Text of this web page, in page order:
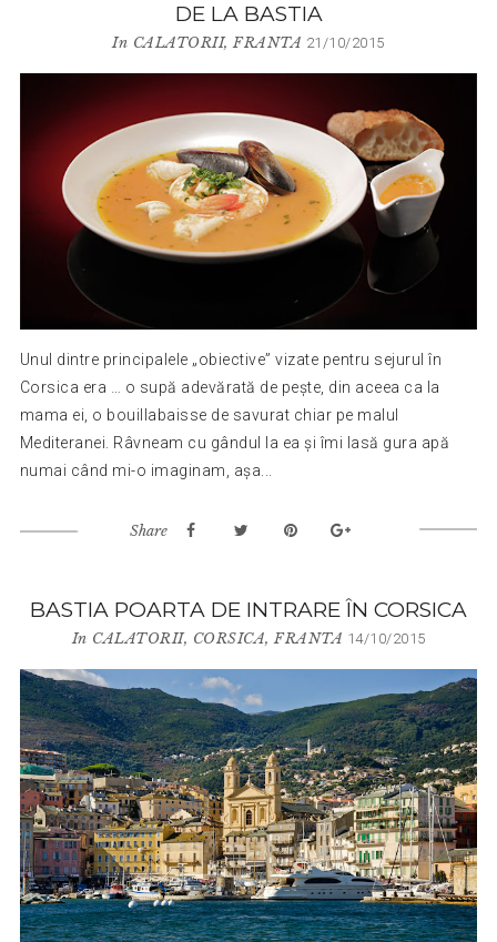
DE LA BASTIA
In CALATORII,FRANTA 21/10/2015
Unul dintre principalele „obiective” vizate pentru sejurul în
Corsica era … o supă adevărată de pește, din aceea ca la
mama ei, o bouillabaisse de savurat chiar pe malul
Mediteranei. Râvneam cu gândul la ea și îmi lasă gura apă
numai când mi-o imaginam, așa...
Share
BASTIA POARTA DE INTRARE ÎN CORSICA
In CALATORII, CORSICA,FRANTA 14/10/2015